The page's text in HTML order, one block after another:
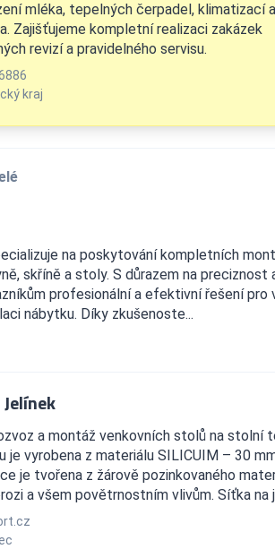
mléka, tepelných čerpadel, klimatizací a
Zajišťujeme kompletní realizaci zakázek
revizí a pravidelného servisu.
kraj
na poskytování kompletních
skříně a stoly. S důrazem na preciznost
profesionální a efektivní řešení pro
nábytku. Díky zkušenoste...
Jelínek
a montáž venkovních stolů na stolní
je vyrobena z materiálu SILICUIM – 30
je tvořena z žárově pozinkovaného
a všem povětrnostním vlivům. Síťka na